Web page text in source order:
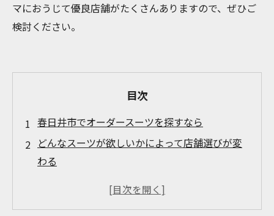
マにおうじて優良店舗がたくさんありますので、ぜひご
検討ください。
目次
春日井市でオーダースーツを探すなら
どんなスーツが欲しいかによって店舗選びが変
わる
オーダースーツで結婚式に華やかな着こなし